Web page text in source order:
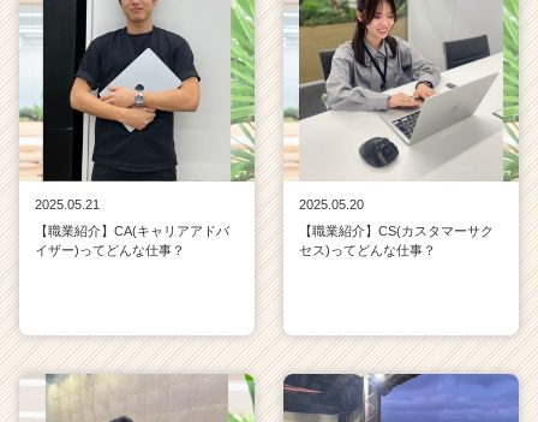
2025.05.21
【職業紹介】CA(キャリアアドバ
イザー)ってどんな仕事？
2025.05.20
【職業紹介】CS(カスタマーサク
セス)ってどんな仕事？